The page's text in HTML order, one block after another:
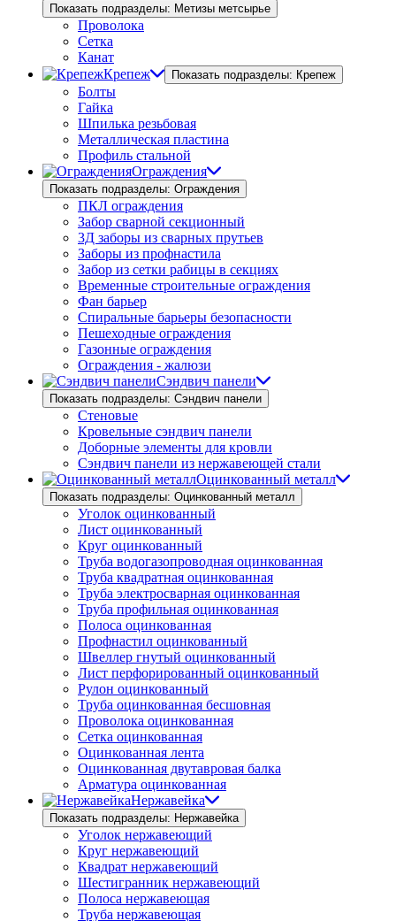
Показать подразделы: Метизы метсырье
Проволока
Сетка
Канат
Крепеж
Показать подразделы: Крепеж
Болты
Гайка
Шпилька резьбовая
Металлическая пластина
Профиль стальной
Ограждения
Показать подразделы: Ограждения
ПКЛ ограждения
Забор сварной секционный
3Д заборы из сварных прутьев
Заборы из профнастила
Забор из сетки рабицы в секциях
Временные строительные ограждения
Фан барьер
Спиральные барьеры безопасности
Пешеходные ограждения
Газонные ограждения
Ограждения - жалюзи
Сэндвич панели
Показать подразделы: Сэндвич панели
Стеновые
Кровельные сэндвич панели
Доборные элементы для кровли
Сэндвич панели из нержавеющей стали
Оцинкованный металл
Показать подразделы: Оцинкованный металл
Уголок оцинкованный
Лист оцинкованный
Круг оцинкованный
Труба водогазопроводная оцинкованная
Труба квадратная оцинкованная
Труба электросварная оцинкованная
Труба профильная оцинкованная
Полоса оцинкованная
Профнастил оцинкованный
Швеллер гнутый оцинкованный
Лист перфорированный оцинкованный
Рулон оцинкованный
Труба оцинкованная бесшовная
Проволока оцинкованная
Сетка оцинкованная
Оцинкованная лента
Оцинкованная двутавровая балка
Арматура оцинкованная
Нержавейка
Показать подразделы: Нержавейка
Уголок нержавеющий
Круг нержавеющий
Квадрат нержавеющий
Шестигранник нержавеющий
Полоса нержавеющая
Труба нержавеющая